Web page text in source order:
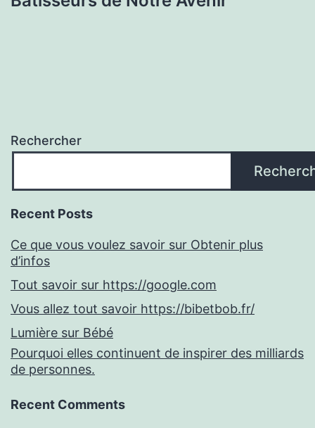
Rechercher
Recent Posts
Ce que vous voulez savoir sur Obtenir plus
d’infos
Tout savoir sur https://google.com
Vous allez tout savoir https://bibetbob.fr/
Lumière sur Bébé
Pourquoi elles continuent de inspirer des milliards
de personnes.
Recent Comments